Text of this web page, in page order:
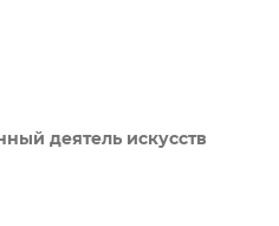
деятель искусств